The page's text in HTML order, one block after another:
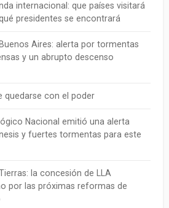
internacional: que países visitará
presidentes se encontrará
Aires: alerta por tormentas
y un abrupto descenso
quedarse con el poder
Nacional emitió una alerta
y fuertes tormentas para este
la concesión de LLA
por las próximas reformas de